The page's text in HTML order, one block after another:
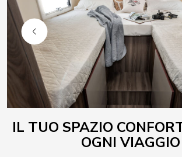
IL TUO SPAZIO
OGNI VIAGGIO